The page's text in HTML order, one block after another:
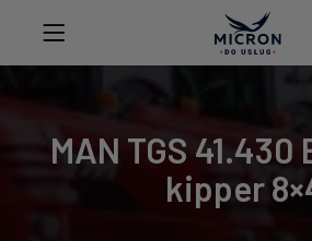
MAN TGS 41.430
kipper